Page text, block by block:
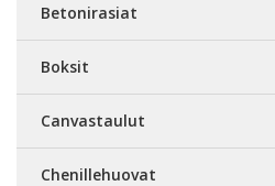
Betonirasiat
Boksit
Canvastaulut
Chenillehuovat